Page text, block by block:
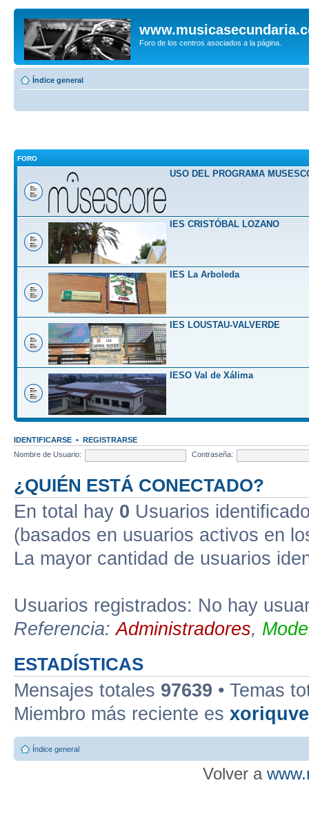
Foro de los centros asociados a la página.
Índice general
FORO
USO DEL PROGRAMA
IES CRISTÓBAL LOZANO
IES La Arboleda
IES LOUSTAU-VALVERDE
IESO Val de Xálima
IDENTIFICARSE • REGISTRARSE
Nombre de Usuario:
Contraseña:
¿QUIÉN ESTÁ CONECTADO?
En total hay 0 Usuarios
(basados en usuarios activos en
La mayor cantidad de usuarios
Usuarios registrados: No hay
Referencia:Administradores,
ESTADÍSTICAS
Mensajes totales 97639 • Temas
Miembro más reciente es
Índice general
Volver a